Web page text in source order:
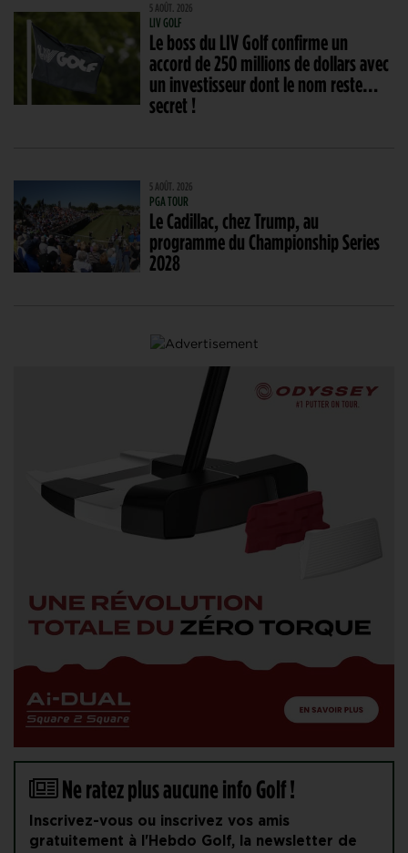
5 AOÛT. 2026
LIV GOLF
Le boss du LIV Golf confirme un
accord de 250 millions de dollars avec
un investisseur dont le nom reste…
secret !
5 AOÛT. 2026
PGA TOUR
Le Cadillac, chez Trump, au
programme du Championship Series
2028
Ne ratez plus aucune info Golf !
Inscrivez-vous ou inscrivez vos amis
gratuitement à l'Hebdo Golf, la newsletter de